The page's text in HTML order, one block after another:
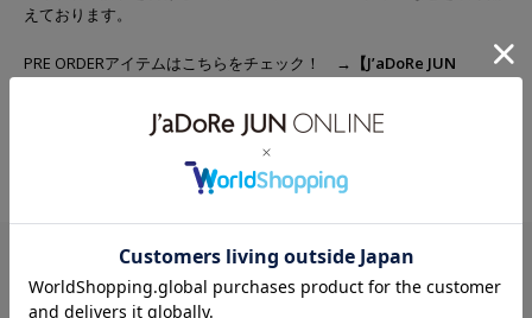
えております。
PRE ORDERアイテムはこちらをチェック！ →
【J’aDoRe JUN
＊気になるアイテムはぜひお気に入り登録機能をご利用ください♪
NEWS